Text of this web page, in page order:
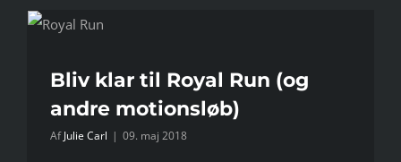
Bliv klar til Royal Run (og
andre motionsløb)
AfJulie Carl | 09. maj 2018